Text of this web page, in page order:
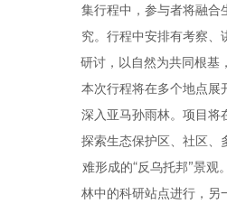
集行程中，参与者将融合
究。行程中安排有考察、
研讨，以自然为共同根
本次行程将在多个地点展
深入亚马孙雨林。项目将
探索生态保护区、社区、
难形成的“反乌托邦”景观
林中的科研站点进行，另